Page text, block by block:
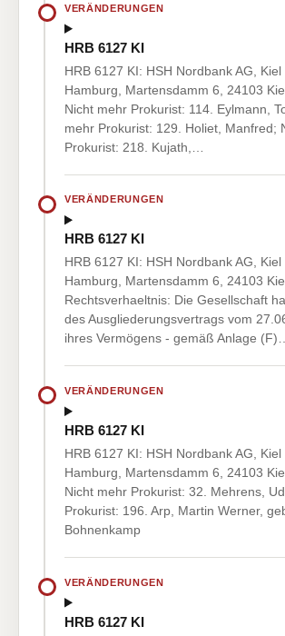
VERÄNDERUNGEN
HRB 6127 KI
HRB 6127 KI: HSH Nordbank AG, Kiel
Hamburg, Martensdamm 6, 24103
Nicht mehr Prokurist: 114. Eylmann,
mehr Prokurist: 129. Holiet, Manfred;
Prokurist: 218. Kujath,…
VERÄNDERUNGEN
HRB 6127 KI
HRB 6127 KI: HSH Nordbank AG, Kiel
Hamburg, Martensdamm 6, 24103
Rechtsverhaeltnis: Die Gesellschaft
des Ausgliederungsvertrags vom
ihres Vermögens - gemäß Anlage
VERÄNDERUNGEN
HRB 6127 KI
HRB 6127 KI: HSH Nordbank AG, Kiel
Hamburg, Martensdamm 6, 24103
Nicht mehr Prokurist: 32. Mehrens,
Prokurist: 196. Arp, Martin Werner,
Bohnenkamp
VERÄNDERUNGEN
HRB 6127 KI